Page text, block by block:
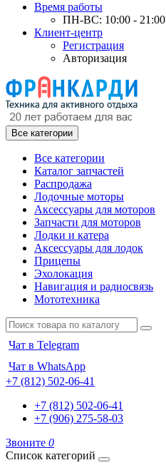
Время работы
ПН-ВС: 10:00 - 21:00
Клиент-центр
Регистрация
Авторизация
Все категории
Все категории
Каталог запчастей
Распродажа
Лодочные моторы
Аксессуары для моторов
Запчасти для моторов
Лодки и катера
Аксессуары для лодок
Прицепы
Эхолокация
Навигация и радиосвязь
Мототехника
Чат в Telegram
Чат в WhatsApp
+7 (812) 502-06-41
+7 (812) 502-06-41
+7 (906) 275-58-03
Звоните 0
Список категорий